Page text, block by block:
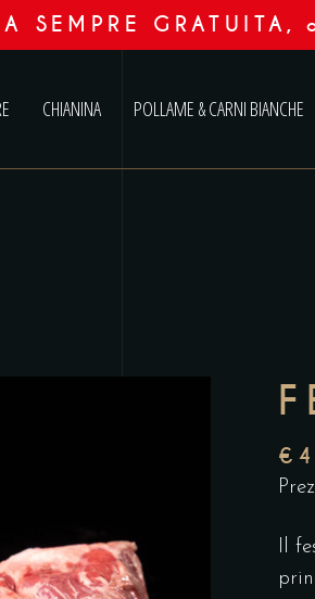
SEMPRE GRATUITA,
CHIANINA POLLAME & CARNI BIANCHE
€
Il